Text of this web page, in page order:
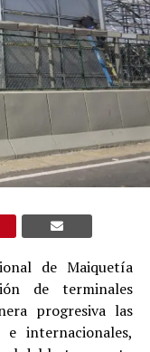
de Maiquetía
de terminales
progresiva las
e internacionales,